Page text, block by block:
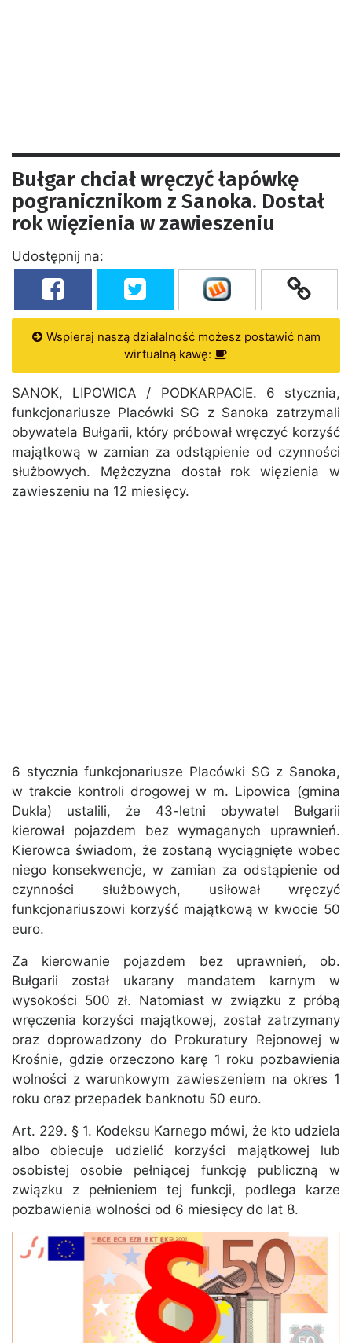
Bułgar chciał wręczyć łapówkę
pogranicznikom z Sanoka. Dostał
rok więzienia w zawieszeniu
Udostępnij na:
Wspieraj naszą działalność możesz postawić nam
wirtualną kawę:
SANOK, LIPOWICA / PODKARPACIE. 6 stycznia,
funkcjonariusze Placówki SG z Sanoka zatrzymali
obywatela Bułgarii, który próbował wręczyć korzyść
majątkową w zamian za odstąpienie od czynności
służbowych. Mężczyzna dostał rok więzienia w
zawieszeniu na 12 miesięcy.
6 stycznia funkcjonariusze Placówki SG z Sanoka,
w trakcie kontroli drogowej w m. Lipowica (gmina
Dukla) ustalili, że 43-letni obywatel Bułgarii
kierował pojazdem bez wymaganych uprawnień.
Kierowca świadom, że zostaną wyciągnięte wobec
niego konsekwencje, w zamian za odstąpienie od
czynności służbowych, usiłował wręczyć
funkcjonariuszowi korzyść majątkową w kwocie 50
euro.
Za kierowanie pojazdem bez uprawnień, ob.
Bułgarii został ukarany mandatem karnym w
wysokości 500 zł. Natomiast w związku z próbą
wręczenia korzyści majątkowej, został zatrzymany
oraz doprowadzony do Prokuratury Rejonowej w
Krośnie, gdzie orzeczono karę 1 roku pozbawienia
wolności z warunkowym zawieszeniem na okres 1
roku oraz przepadek banknotu 50 euro.
Art. 229. § 1. Kodeksu Karnego mówi, że kto udziela
albo obiecuje udzielić korzyści majątkowej lub
osobistej osobie pełniącej funkcję publiczną w
związku z pełnieniem tej funkcji, podlega karze
pozbawienia wolności od 6 miesięcy do lat 8.